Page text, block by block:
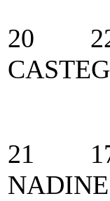
20 22
21 17